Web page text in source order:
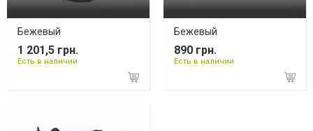
Бежевый
1 201,5 грн.
Есть в наличии
Бежевый
890 грн.
Есть в наличии